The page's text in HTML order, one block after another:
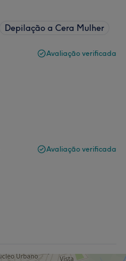
Depilação a Cera Mulher
Avaliação verificada
Avaliação verificada